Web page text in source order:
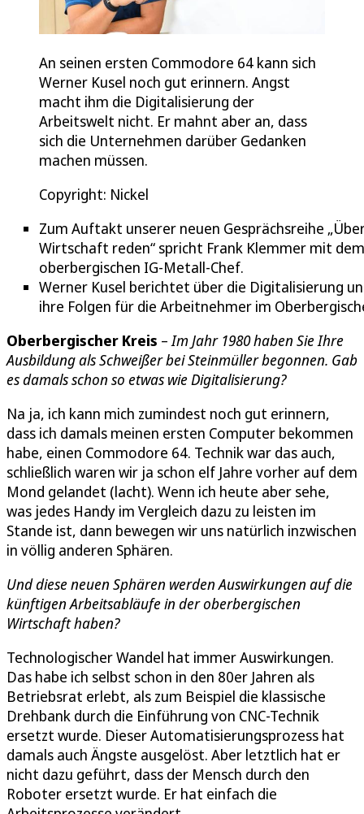
An seinen ersten Commodore 64 kann sich
Werner Kusel noch gut erinnern. Angst
macht ihm die Digitalisierung der
Arbeitswelt nicht. Er mahnt aber an, dass
sich die Unternehmen darüber Gedanken
machen müssen.
Copyright: Nickel
Zum Auftakt unserer neuen Gesprächsreihe
Wirtschaft reden“ spricht Frank Klemmer mit dem
oberbergischen IG-Metall-Chef.
Werner Kusel berichtet über die Digitalisierung
ihre Folgen für die Arbeitnehmer im
Oberbergischer Kreis –Im Jahr 1980 haben Sie Ihre
Ausbildung als Schweißer bei Steinmüller begonnen. Gab
es damals schon so etwas wie Digitalisierung?
Na ja, ich kann mich zumindest noch gut erinnern,
dass ich damals meinen ersten Computer bekommen
habe, einen Commodore 64. Technik war das auch,
schließlich waren wir ja schon elf Jahre vorher auf dem
Mond gelandet (lacht). Wenn ich heute aber sehe,
was jedes Handy im Vergleich dazu zu leisten im
Stande ist, dann bewegen wir uns natürlich inzwischen
in völlig anderen Sphären.
Und diese neuen Sphären werden Auswirkungen auf die
künftigen Arbeitsabläufe in der oberbergischen
Wirtschaft haben?
Technologischer Wandel hat immer Auswirkungen.
Das habe ich selbst schon in den 80er Jahren als
Betriebsrat erlebt, als zum Beispiel die klassische
Drehbank durch die Einführung von CNC-Technik
ersetzt wurde. Dieser Automatisierungsprozess hat
damals auch Ängste ausgelöst. Aber letztlich hat er
nicht dazu geführt, dass der Mensch durch den
Roboter ersetzt wurde. Er hat einfach die